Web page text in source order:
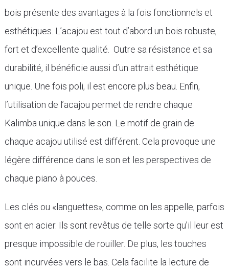
bois présente des avantages à la fois fonctionnels et
esthétiques. L’acajou est tout d’abord un bois robuste,
fort et d’excellente qualité. Outre sa résistance et sa
durabilité, il bénéficie aussi d’un attrait esthétique
unique. Une fois poli, il est encore plus beau. Enfin,
l’utilisation de l’acajou permet de rendre chaque
Kalimba unique dans le son. Le motif de grain de
chaque acajou utilisé est différent. Cela provoque une
légère différence dans le son et les perspectives de
chaque piano à pouces.
Les clés ou «languettes», comme on les appelle, parfois
sont en acier. Ils sont revêtus de telle sorte qu’il leur est
presque impossible de rouiller. De plus, les touches
sont incurvées vers le bas. Cela facilite la lecture de